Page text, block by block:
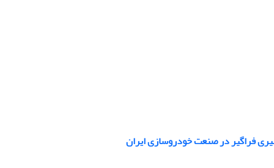
فراگیر در صنعت خودروسازی ایران